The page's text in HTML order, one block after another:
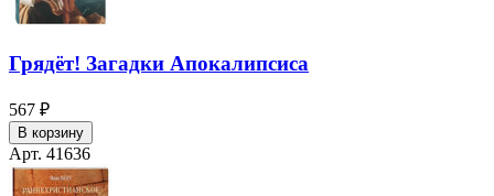
Грядёт! Загадки Апокалипсиса
567 ₽
В корзину
Арт. 41636